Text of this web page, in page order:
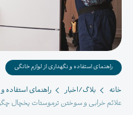
راهنمای استفاده و نگهداری از لوازم خانگی
خانه بلاگ/اخبار
راهنمای استفاده
علائم خرابی و سوختن ترموستات یخچال